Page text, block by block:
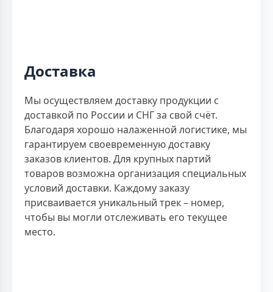
Доставка
Мы осуществляем доставку продукции с
доставкой по России и СНГ за свой счёт.
Благодаря хорошо налаженной логистике, мы
гарантируем своевременную доставку
заказов клиентов. Для крупных партий
товаров возможна организация специальных
условий доставки. Каждому заказу
присваивается уникальный трек – номер,
чтобы вы могли отслеживать его текущее
место.